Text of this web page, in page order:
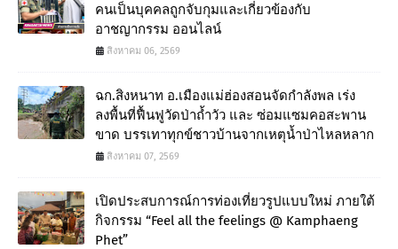
คนเป็นบุคคลถูกจับกุมและเกี่ยวข้องกับ
อาชญากรรม ออนไลน์
สิงหาคม 06, 2569
ฉก.สิงหนาท อ.เมืองแม่ฮ่องสอนจัดกำลังพล เร่ง
ลงพื้นที่ฟื้นฟูวัดป่าถ้ำวัว และ ซ่อมแซมคอสะพาน
ขาด บรรเทาทุกข์ชาวบ้านจากเหตุน้ำป่าไหลหลาก
สิงหาคม 07, 2569
เปิดประสบการณ์การท่องเที่ยวรูปแบบใหม่ ภายใต้
กิจกรรม “Feel all the feelings @ Kamphaeng
Phet”